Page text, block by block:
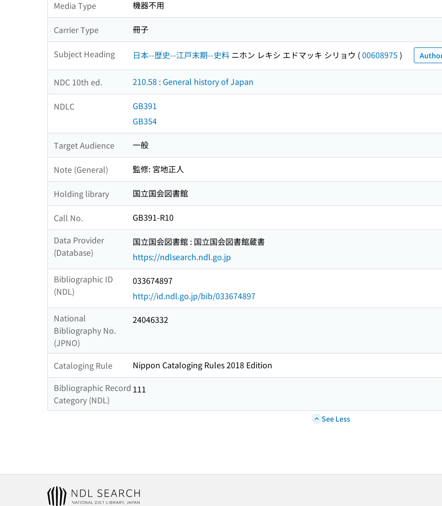
Media Type 機器不用
Carrier Type 冊子
Subject Heading 日本--歴史--江戸末期--史料 ニホン レキシ エドマッキ シリョウ (00608975 )
NDC 10th ed. 210.58 : General history of Japan
NDLC
GB391
GB354
Target Audience 一般
Note (General) 監修: 宮地正人
Holding library 国立国会図書館
Call No.
GB391-R10
Data Provider
(Database)
国立国会図書館 : 国立国会図書館蔵書
https://ndlsearch.ndl.go.jp
Bibliographic ID
(NDL)
033674897
http://id.ndl.go.jp/bib/033674897
National
Bibliography No.
(JPNO)
24046332
Cataloging Rule
Nippon Cataloging Rules 2018 Edition
Bibliographic Record
Category (NDL)
111
See Less